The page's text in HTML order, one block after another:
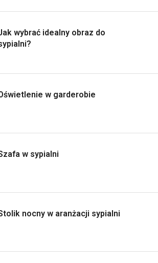
wybrać idealny obraz do
w garderobie
w sypialni
nocny w aranżacji sypialni